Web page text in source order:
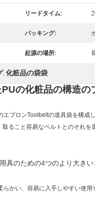
リードタイム:
パッキング:
起源の場所:
, 化粧品の袋袋
の化粧品の構造の
プロンToolbeltの道具袋を構成
ること容易なベルトとのそれを
具のための4つのより大き
かい、容易に入手しやすい使用